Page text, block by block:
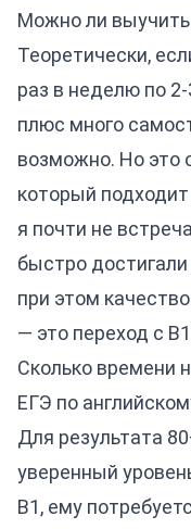
Можно ли выучить
Теоретически,
раз в неделю по
плюс много
возможно. Но это
который
я почти не
быстро достигали
при этом
— это переход с
Сколько времени
ЕГЭ по
Для результата
уверенный
B1, ему